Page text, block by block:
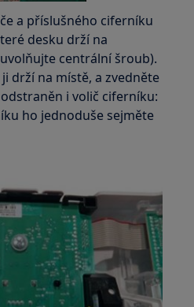
a příslušného ciferníku
desku drží na
centrální šroub).
drží na místě, a zvedněte
i volič ciferníku:
ho jednoduše sejměte